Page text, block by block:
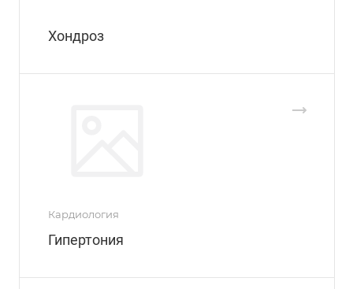
Хондроз
Кардиология
Гипертония